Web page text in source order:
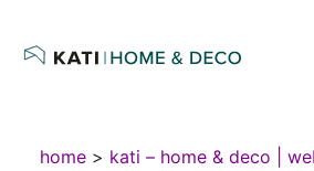
home > kati – home & deco |